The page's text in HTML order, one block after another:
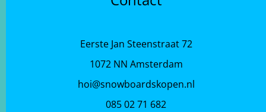
Eerste Jan Steenstraat 72
1072 NN Amsterdam
hoi@snowboardskopen.nl
085 02 71 682